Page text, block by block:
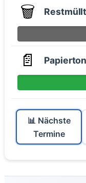
🗑️
📄
📊 Nächste
Termine